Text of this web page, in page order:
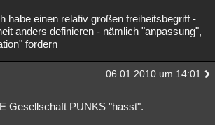
habe einen relativ großen freiheitsbegriff -
anders definieren - nämlich "anpassung",
fordern
06.01.2010 um 14:01
Gesellschaft PUNKS "hasst".